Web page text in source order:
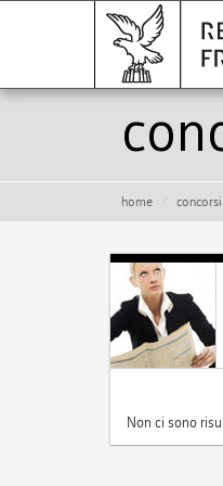
home concorsi
Non ci sono